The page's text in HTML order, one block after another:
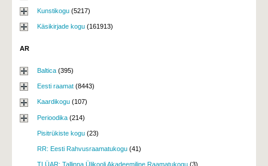
Kunstikogu (5217)
Käsikirjade kogu (161913)
AR
Baltica (395)
Eesti raamat (8443)
Kaardikogu (107)
Perioodika (214)
Pisitrükiste kogu (23)
RR: Eesti Rahvusraamatukogu (41)
TLÜAR: Tallinna Ülikooli Akadeemiline Raamatukogu (3)